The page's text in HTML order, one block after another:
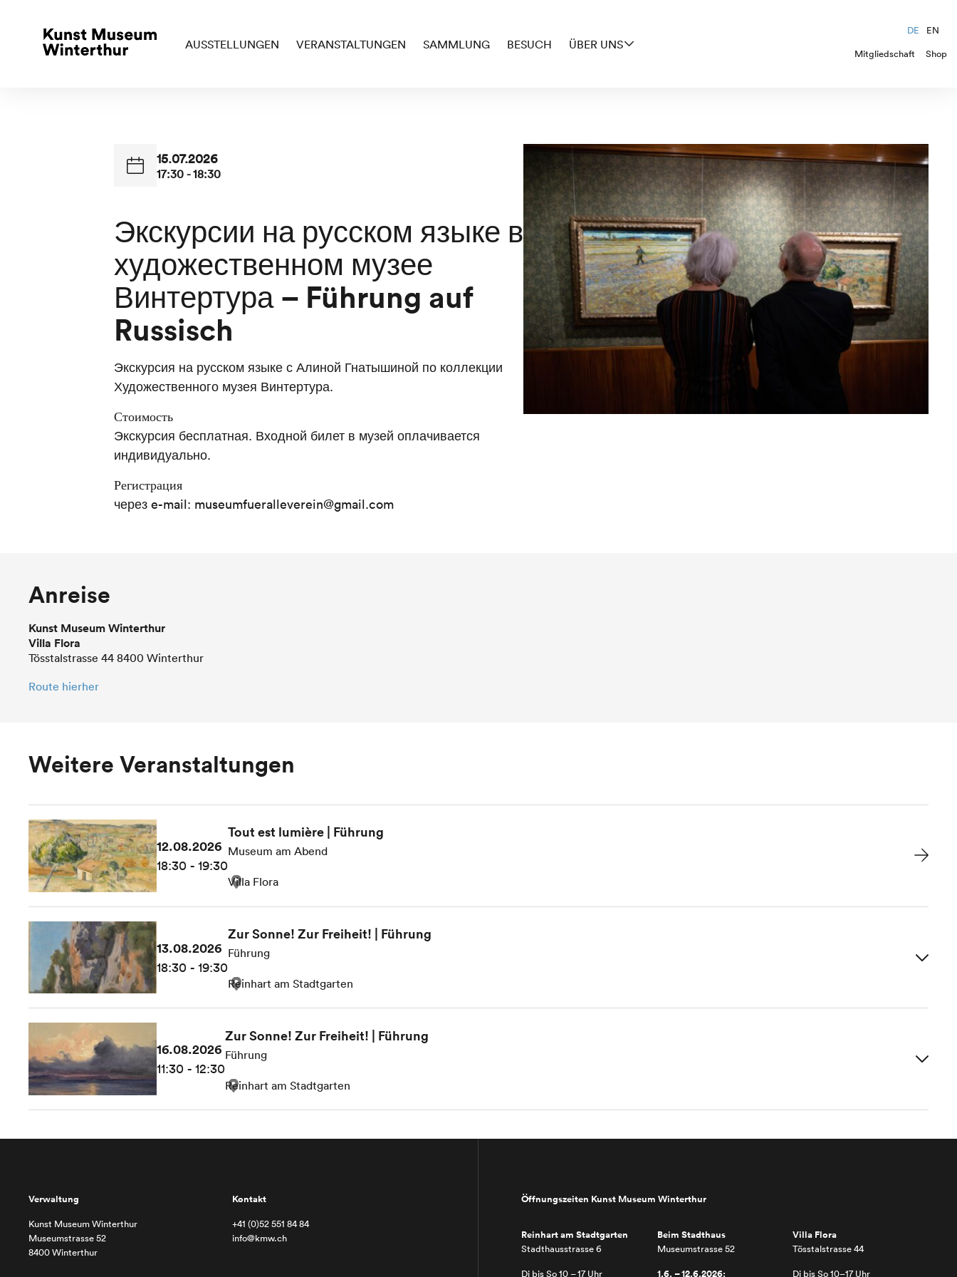
AUSSTELLUNGEN VERANSTALTUNGEN SAMMLUNG BESUCH ÜBER UNS
DE
EN
Mitgliedschaft
Shop
15.07.2026
17:30 - 18:30
Экскурсии на русском языке в
художественном музее
Винтертура – Führung auf
Russisch
Экскурсия на русском языке с Алиной Гнатышиной по коллекции
Художественного музея Винтертура.
Стоимость
Экскурсия бесплатная. Входной билет в музей оплачивается
индивидуально.
Регистрация
через e-mail: museumfueralleverein@gmail.com
Anreise
Kunst Museum Winterthur
Villa Flora
Tösstalstrasse 44 8400 Winterthur
Route hierher
Weitere Veranstaltungen
12.08.2026
18:30 - 19:30
Tout est lumière | Führung
Museum am Abend
Villa Flora
13.08.2026
18:30 - 19:30
Zur Sonne! Zur Freiheit! | Führung
Führung
Reinhart am Stadtgarten
16.08.2026
11:30 - 12:30
Zur Sonne! Zur Freiheit! | Führung
Führung
Reinhart am Stadtgarten
Verwaltung
Kunst Museum Winterthur
Museumstrasse 52
8400 Winterthur
Kontakt
+41 (0)52 551 84 84
info@kmw.ch
Öffnungszeiten Kunst Museum Winterthur
Reinhart am Stadtgarten
Stadthausstrasse 6
Di bis So 10 – 17 Uhr
Beim Stadthaus
Museumstrasse 52
1.6. – 12.6.2026:
Villa Flora
Tösstalstrasse 44
Di bis So 10–17 Uhr